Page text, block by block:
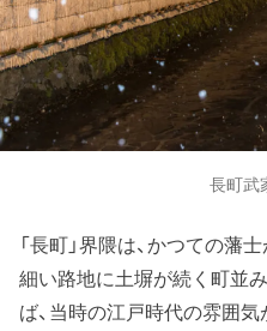
長町武
「長町」界隈は、かつての藩
細い路地に土塀が続く町並
ば、当時の江戸時代の雰囲